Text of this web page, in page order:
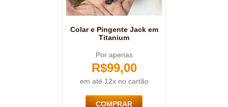
Colar e Pingente Jack em
Titanium
Por apenas
R$99,00
em até 12x no cartão
COMPRAR